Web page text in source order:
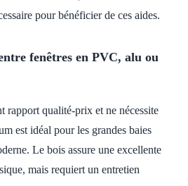
pour bénéficier de ces aides.
fenêtres en PVC, alu ou
qualité-prix et ne nécessite
est idéal pour les grandes baies
Le bois assure une excellente
mais requiert un entretien